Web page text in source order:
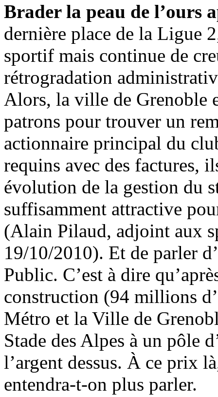
Brader la peau de l’ours
dernière place de la Ligue
sportif mais continue de
rétrogradation
Alors, la ville de Grenoble
patrons pour trouver un
actionnaire principal du
requins avec des factures,
évolution de la gestion du
suffisamment attractive
(Alain Pilaud, adjoint aux
19/10/2010). Et de parler
Public. C’est à dire
construction (94 millions
Métro et la Ville de
Stade des Alpes à un pôle
l’argent dessus. À ce prix
entendra-t-on plus parler.